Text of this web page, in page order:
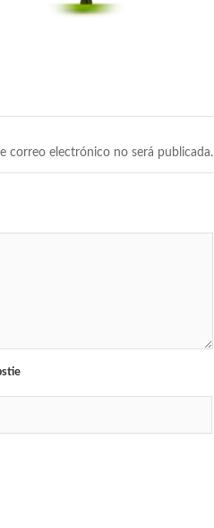
correo electrónico no será publicada.